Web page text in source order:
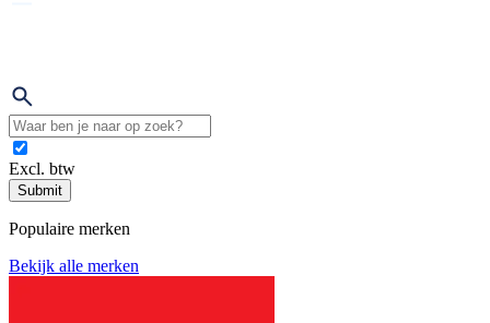
Excl. btw
Submit
Populaire merken
Bekijk alle merken